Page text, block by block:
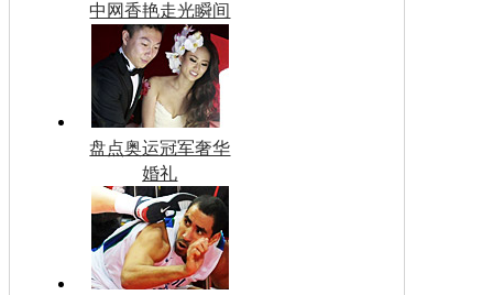
中网香艳走光瞬间
盘点奥运冠军奢华
婚礼